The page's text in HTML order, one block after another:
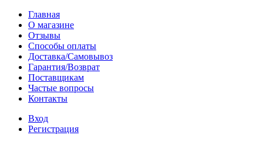
Главная
О магазине
Отзывы
Способы оплаты
Доставка/Самовывоз
Гарантия/Возврат
Поставщикам
Частые вопросы
Контакты
Вход
Регистрация